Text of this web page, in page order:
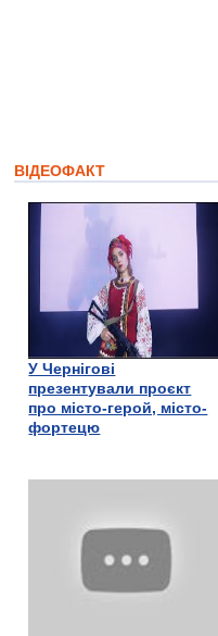
ВІДЕОФАКТ
У Чернігові
презентували проєкт
про місто-герой, місто-
фортецю